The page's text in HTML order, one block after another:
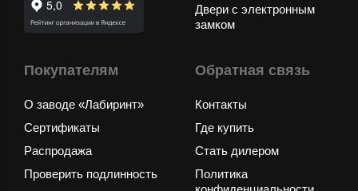
Двери с электронным
замком
Покупателям
О заводе «Лабиринт»
Сертификаты
Распродажа
Проверить подлинность
Обратная связь
Контакты
Где купить
Стать дилером
Политика